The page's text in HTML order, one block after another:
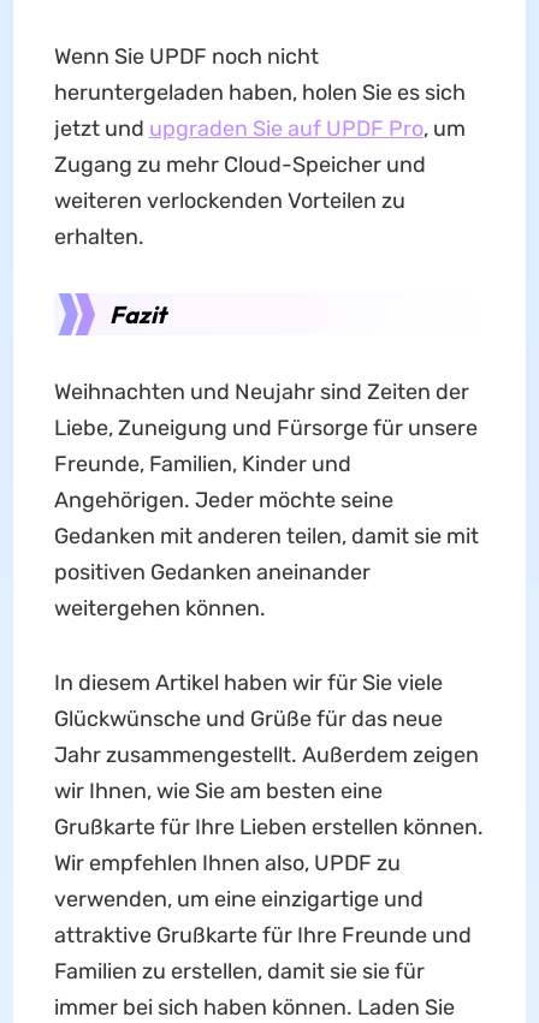
Wenn Sie UPDF noch nicht
heruntergeladen haben, holen Sie es sich
jetzt und upgraden Sie auf UPDF Pro, um
Zugang zu mehr Cloud-Speicher und
weiteren verlockenden Vorteilen zu
erhalten.
Fazit
Weihnachten und Neujahr sind Zeiten der
Liebe, Zuneigung und Fürsorge für unsere
Freunde, Familien, Kinder und
Angehörigen. Jeder möchte seine
Gedanken mit anderen teilen, damit sie mit
positiven Gedanken aneinander
weitergehen können.
In diesem Artikel haben wir für Sie viele
Glückwünsche und Grüße für das neue
Jahr zusammengestellt. Außerdem zeigen
wir Ihnen, wie Sie am besten eine
Grußkarte für Ihre Lieben erstellen können.
Wir empfehlen Ihnen also, UPDF zu
verwenden, um eine einzigartige und
attraktive Grußkarte für Ihre Freunde und
Familien zu erstellen, damit sie sie für
immer bei sich haben können. Laden Sie